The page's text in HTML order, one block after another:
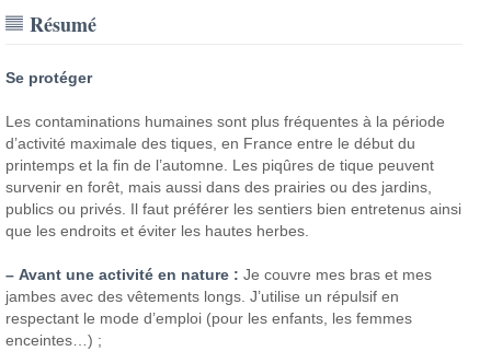
Résumé
Se protéger
Les contaminations humaines sont plus fréquentes à la période
d’activité maximale des tiques, en France entre le début du
printemps et la fin de l’automne. Les piqûres de tique peuvent
survenir en forêt, mais aussi dans des prairies ou des jardins,
publics ou privés. Il faut préférer les sentiers bien entretenus ainsi
que les endroits et éviter les hautes herbes.
– Avant une activité en nature : Je couvre mes bras et mes
jambes avec des vêtements longs. J’utilise un répulsif en
respectant le mode d’emploi (pour les enfants, les femmes
enceintes…) ;